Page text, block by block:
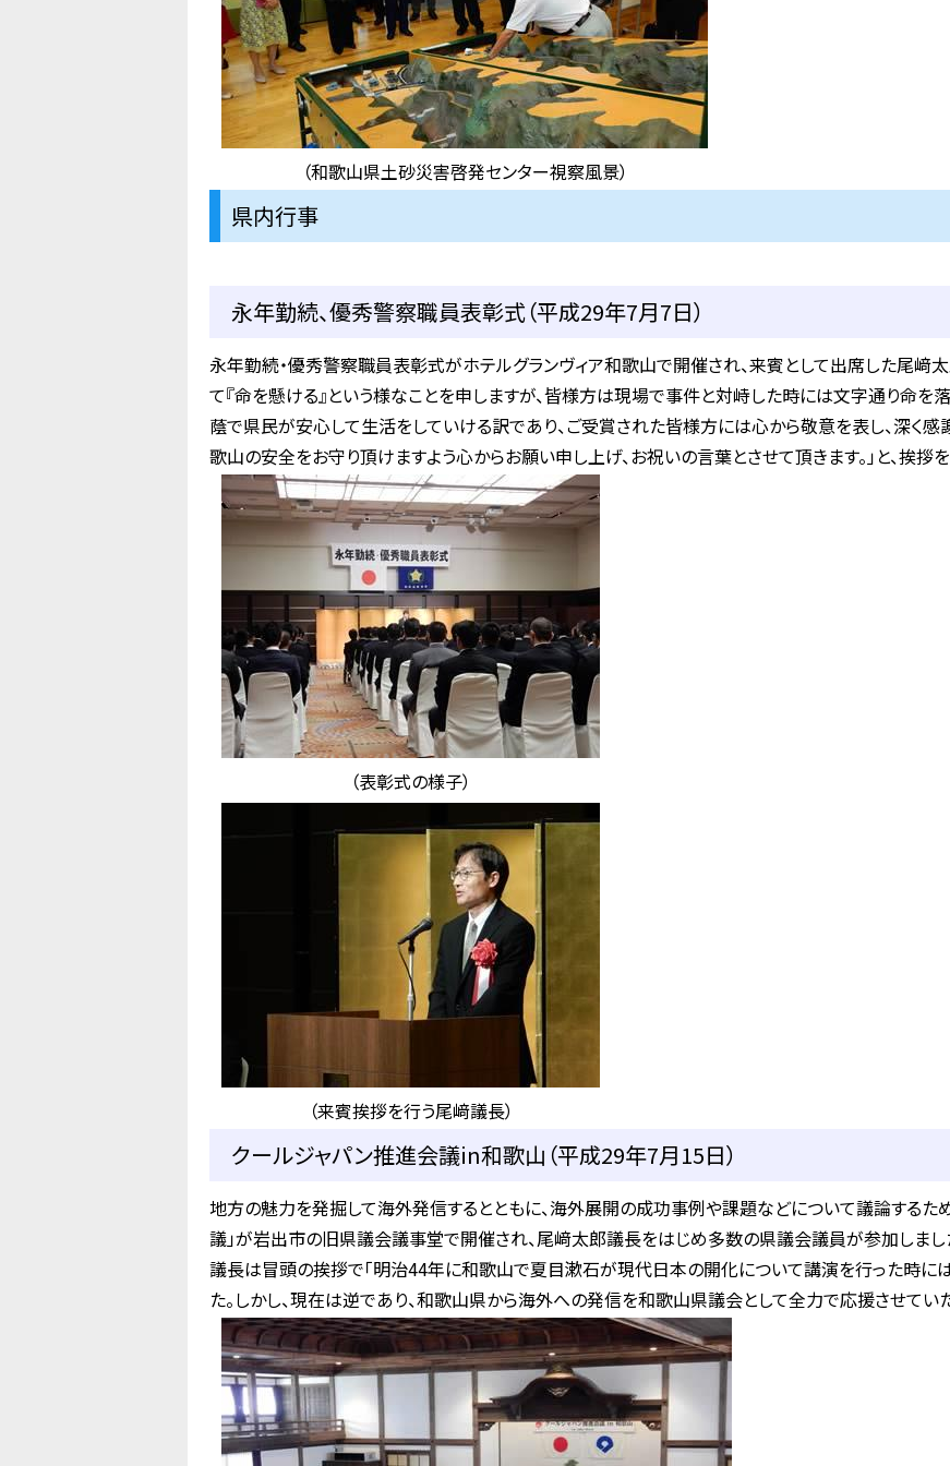
（和歌山県土砂災害啓発センター視察風景）
県内行事
永年勤続、優秀警察職員表彰式（平成29年7月7日）
永年勤続・優秀警察職員表彰式がホテルグランヴィア和歌山で開催され、来賓として出席した尾﨑太
て『命を懸ける』という様なことを申しますが、皆様方は現場で事件と対峙した時には文字通り命を
蔭で県民が安心して生活をしていける訳であり、ご受賞された皆様方には心から敬意を表し、深く感
歌山の安全をお守り頂けますよう心からお願い申し上げ、お祝いの言葉とさせて頂きます。」と、挨拶
（表彰式の様子）
（来賓挨拶を行う尾﨑議長）
クールジャパン推進会議in和歌山（平成29年7月15日）
地方の魅力を発掘して海外発信するとともに、海外展開の成功事例や課題などについて議論するた
議」が岩出市の旧県議会議事堂で開催され、尾﨑太郎議長をはじめ多数の県議会議員が参加しまし
議長は冒頭の挨拶で「明治44年に和歌山で夏目漱石が現代日本の開化について講演を行った時に
た。しかし、現在は逆であり、和歌山県から海外への発信を和歌山県議会として全力で応援させていた